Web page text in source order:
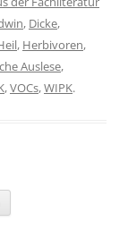
, Dicke,
, Herbivoren,
Auslese,
,VOCs,WIPK.